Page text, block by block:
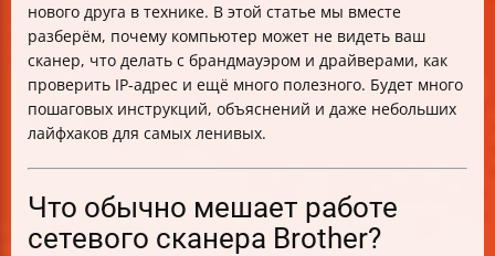
нового друга в технике. В этой статье мы вместе
разберём, почему компьютер может не видеть ваш
сканер, что делать с брандмауэром и драйверами, как
проверить IP-адрес и ещё много полезного. Будет много
пошаговых инструкций, объяснений и даже небольших
лайфхаков для самых ленивых.
Что обычно мешает работе
сетевого сканера Brother?